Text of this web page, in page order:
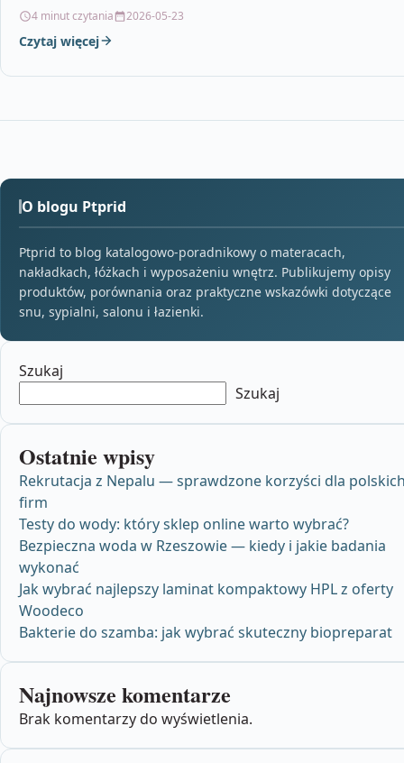
4 minut czytania 2026-05-23
Czytaj więcej
O blogu Ptprid
Ptprid to blog katalogowo-poradnikowy o materacach,
nakładkach, łóżkach i wyposażeniu wnętrz. Publikujemy opisy
produktów, porównania oraz praktyczne wskazówki dotyczące
snu, sypialni, salonu i łazienki.
Szukaj
Szukaj
Ostatnie wpisy
Rekrutacja z Nepalu — sprawdzone korzyści dla
firm
Testy do wody: który sklep online warto wybrać?
Bezpieczna woda w Rzeszowie — kiedy i jakie badania
wykonać
Jak wybrać najlepszy laminat kompaktowy HPL z oferty
Woodeco
Bakterie do szamba: jak wybrać skuteczny biopreparat
Najnowsze komentarze
Brak komentarzy do wyświetlenia.